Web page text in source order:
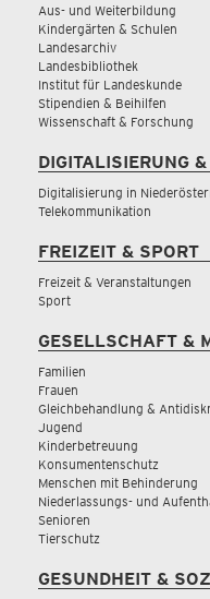
Aus- und Weiterbildung
Kindergärten & Schulen
Landesarchiv
Landesbibliothek
Institut für Landeskunde
Stipendien & Beihilfen
Wissenschaft & Forschung
DIGITALISIERUNG
Digitalisierung in
Telekommunikation
FREIZEIT & SPORT
Freizeit & Veranstaltungen
Sport
GESELLSCHAFT &
Familien
Frauen
Gleichbehandlung &
Jugend
Kinderbetreuung
Konsumentenschutz
Menschen mit Behinderung
Niederlassungs- und
Senioren
Tierschutz
GESUNDHEIT &